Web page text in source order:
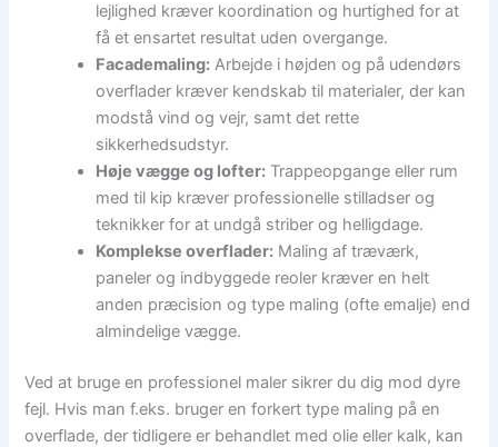
lejlighed kræver koordination og hurtighed for at
få et ensartet resultat uden overgange.
Facademaling: Arbejde i højden og på udendørs
overflader kræver kendskab til materialer, der kan
modstå vind og vejr, samt det rette
sikkerhedsudstyr.
Høje vægge og lofter: Trappeopgange eller rum
med til kip kræver professionelle stilladser og
teknikker for at undgå striber og helligdage.
Komplekse overflader: Maling af træværk,
paneler og indbyggede reoler kræver en helt
anden præcision og type maling (ofte emalje) end
almindelige vægge.
Ved at bruge en professionel maler sikrer du dig mod dyre
fejl. Hvis man f.eks. bruger en forkert type maling på en
overflade, der tidligere er behandlet med olie eller kalk, kan